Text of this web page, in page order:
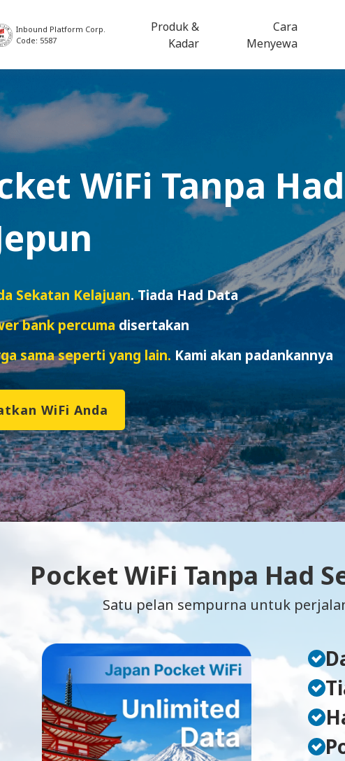
Inbound Platform Corp.
Code: 5587
Produk &
Kadar
Cara
Menyewa
WiFi Tanpa
Sekatan Kelajuan. Tiada Had Data
bank percumadisertakan
sama seperti yang lain. Kami akan padankannya
WiFi Anda
Pocket WiFi Tanpa Had
Satu pelan sempurna untuk